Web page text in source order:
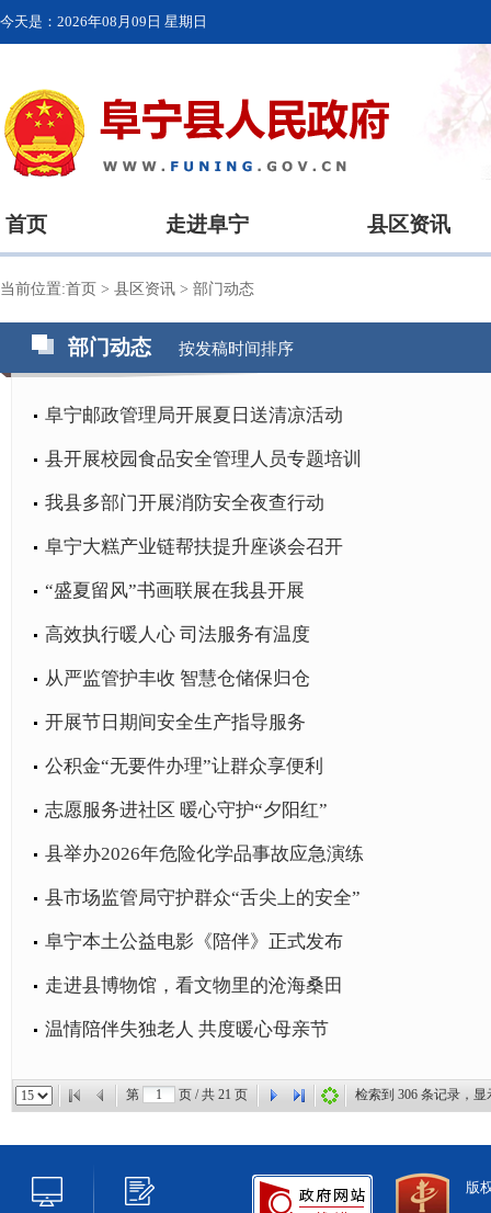
今天是： 2026年08月09日 星期日
首页 走进阜宁 县区资讯
当前位置:首页 > 县区资讯 > 部门动态
部门动态 按发稿时间排序
阜宁邮政管理局开展夏日送清凉活动
县开展校园食品安全管理人员专题培训
我县多部门开展消防安全夜查行动
阜宁大糕产业链帮扶提升座谈会召开
​“盛夏留风”书画联展在我县开展
高效执行暖人心 司法服务有温度
从严监管护丰收 智慧仓储保归仓
开展节日期间安全生产指导服务
公积金“无要件办理”让群众享便利
志愿服务进社区 暖心守护“夕阳红”
县举办2026年危险化学品事故应急演练
县市场监管局守护群众“舌尖上的安全”
阜宁本土公益电影《陪伴》正式发布
走进县博物馆，看文物里的沧海桑田
温情陪伴失独老人 共度暖心母亲节
第 页 / 共 21 页 检索到 306 条记录，
版